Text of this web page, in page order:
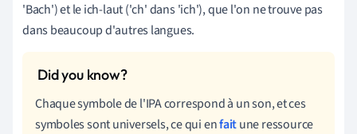
'Bach') et le ich-laut ('ch' dans 'ich'), que l'on ne trouve pas
dans beaucoup d'autres langues.
Chaque symbole de l'IPA correspond à un son, et ces
symboles sont universels, ce qui enfaitune ressource